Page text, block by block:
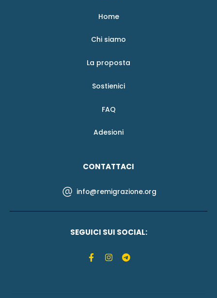
Home
Chi siamo
La proposta
Sostienici
FAQ
Adesioni
CONTATTACI
info@remigrazione.org
SEGUICI SUI SOCIAL: